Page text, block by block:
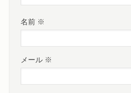
名前 ※
メール ※